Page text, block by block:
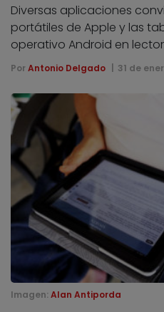
Diversas aplicaciones
portátiles de Apple y las
operativo Android en
Por Antonio Delgado 31 de
Imagen: Alan Antiporda